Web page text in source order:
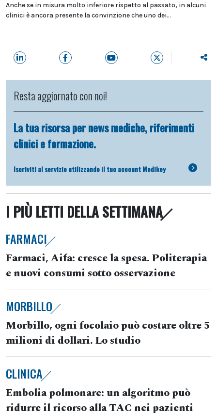
Anche se in misura molto inferiore rispetto al passato, in alcuni
clinici è ancora presente la convinzione che uno dei...
Resta aggiornato con noi!
La tua risorsa per news mediche, riferimenti
clinici e formazione.
Iscriviti al servizio utilizzando il tuo account Medikey
I PIÙ LETTI DELLA SETTIMANA
FARMACI
Farmaci, Aifa: cresce la spesa. Politerapia
e nuovi consumi sotto osservazione
MORBILLO
Morbillo, ogni focolaio può costare oltre 5
milioni di dollari. Lo studio
CLINICA
Embolia polmonare: un algoritmo può
ridurre il ricorso alla TAC nei pazienti